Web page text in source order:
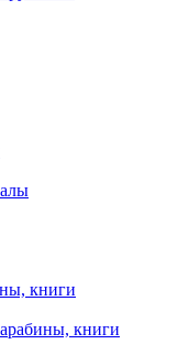
книги
книги